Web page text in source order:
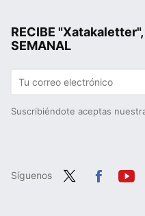
RECIBE
SEMANAL
Suscribiéndote aceptas
Síguenos